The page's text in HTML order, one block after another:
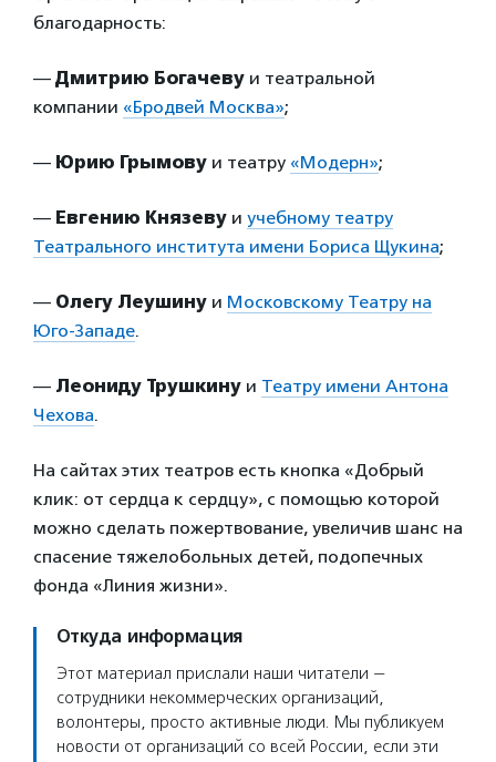
благодарность:
— Дмитрию Богачеву и театральной
компании «Бродвей Москва»;
— Юрию Грымову и театру «Модерн»;
— Евгению Князеву и учебному театру
Театрального института имени Бориса Щукина;
— Олегу Леушину и Московскому Театру на
Юго-Западе.
— Леониду Трушкину и Театру имени Антона
Чехова.
На сайтах этих театров есть кнопка «Добрый
клик: от сердца к сердцу», с помощью которой
можно сделать пожертвование, увеличив шанс на
спасение тяжелобольных детей, подопечных
фонда «Линия жизни».
Откуда информация
Этот материал прислали наши читатели —
сотрудники некоммерческих организаций,
волонтеры, просто активные люди. Мы публикуем
новости от организаций со всей России, если эти